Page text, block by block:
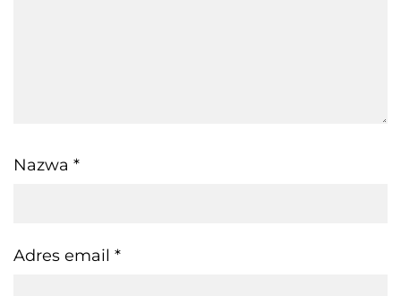
Nazwa *
Adres email *